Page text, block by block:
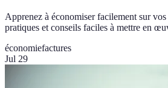
Apprenez à économiser facilement sur
pratiques et conseils faciles à mettre en
économiefactures
Jul 29